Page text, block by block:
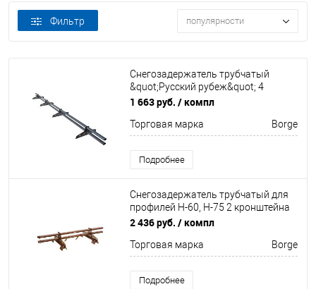
Фильтр популярности
Снегозадержатель трубчатый
&quot;Русский рубеж&quot; 4
кронштейна Оцинков+порошковый
1 663 руб. / компл
Торговая марка Borge
Подробнее
Снегозадержатель трубчатый для
профилей Н-60, Н-75 2 кронштейна
Оцинкован 1500мм Borge
2 436 руб. / компл
Торговая марка Borge
Подробнее